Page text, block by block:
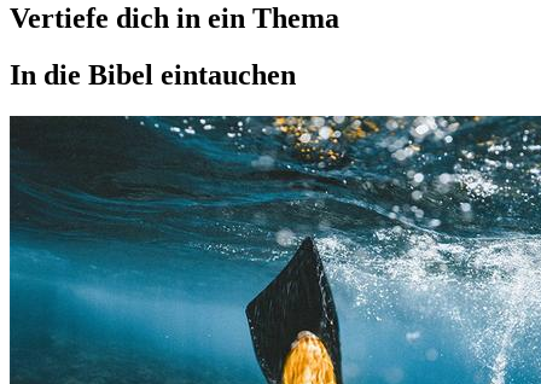
Vertiefe dich in ein Thema
In die Bibel eintauchen